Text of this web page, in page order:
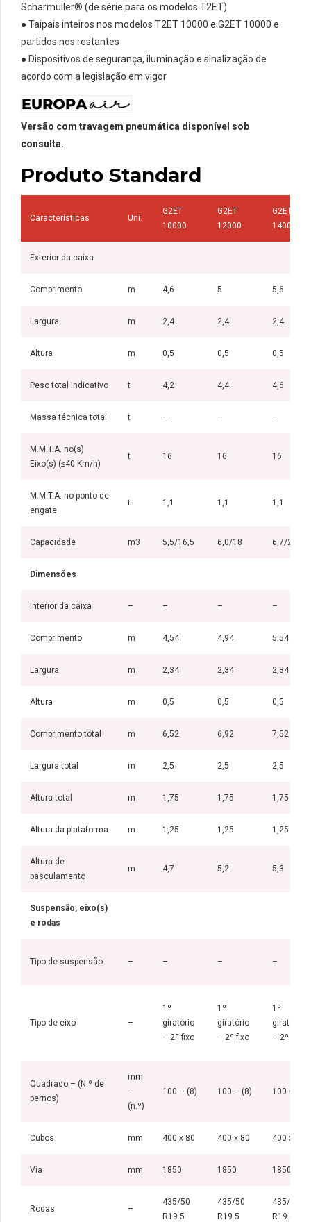
Scharmuller® (de série para os modelos T2ET)
● Taipais inteiros nos modelos T2ET 10000 e G2ET 10000 e
partidos nos restantes
● Dispositivos de segurança, iluminação e sinalização de
acordo com a legislação em vigor
Versão com travagem pneumática disponível sob
consulta.
Produto Standard
Características Uni.
G2ET
10000
G2ET
12000
G2ET
14000
Exterior da caixa
Comprimento m 4,6 5 5,6
Largura m 2,4 2,4 2,4
Altura m 0,5 0,5 0,5
Peso total indicativo t 4,2 4,4 4,6
Massa técnica total t – – –
M.M.T.A. no(s)
Eixo(s) (≤40 Km/h)
t 16 16 16
M.M.T.A. no ponto de
engate
t 1,1 1,1 1,1
Capacidade m3 5,5/16,5 6,0/18 6,7/20,1
Dimensões
Interior da caixa – – – –
Comprimento m 4,54 4,94 5,54
Largura m 2,34 2,34 2,34
Altura m 0,5 0,5 0,5
Comprimento total m 6,52 6,92 7,52
Largura total m 2,5 2,5 2,5
Altura total m 1,75 1,75 1,75
Altura da plataforma m 1,25 1,25 1,25
Altura de
basculamento
m 4,7 5,2 5,3
Suspensão, eixo(s)
e rodas
Tipo de suspensão – – – –
Tipo de eixo –
1º
giratório
– 2º fixo
1º
giratório
– 2º fixo
1º
giratório
– 2º fixo
Quadrado – (N.º de
pernos)
mm
–
(n.º)
100 – (8) 100 – (8) 100 – (8)
Cubos mm 400 x 80 400 x 80 400 x 80
Via mm 1850 1850 1850
Rodas –
435/50
R19.5
435/50
R19.5
435/50
R19.5